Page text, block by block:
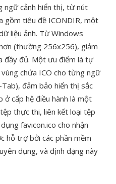
ngữ cảnh hiển thị, từ nút
gồm tiêu đề ICONDIR, một
liệu ảnh. Từ Windows
(thường 256x256), giảm
đầy đủ. Một ưu điểm là tự
chứa ICO cho từng ngữ
đảm bảo hiển thị sắc
ở cấp hệ điều hành là một
thực thi, liên kết loại tệp
favicon.ico cho nhận
hỗ trợ bởi các phần mềm
dụng, và định dạng này